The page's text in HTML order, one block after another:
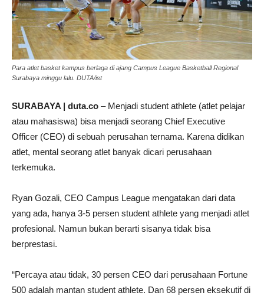
Para atlet basket kampus berlaga di ajang Campus League Basketball Regional
Surabaya minggu lalu. DUTA/ist
SURABAYA | duta.co – Menjadi student athlete (atlet pelajar
atau mahasiswa) bisa menjadi seorang Chief Executive
Officer (CEO) di sebuah perusahan ternama. Karena didikan
atlet, mental seorang atlet banyak dicari perusahaan
terkemuka.
Ryan Gozali, CEO Campus League mengatakan dari data
yang ada, hanya 3-5 persen student athlete yang menjadi atlet
profesional. Namun bukan berarti sisanya tidak bisa
berprestasi.
“Percaya atau tidak, 30 persen CEO dari perusahaan Fortune
500 adalah mantan student athlete. Dan 68 persen eksekutif di